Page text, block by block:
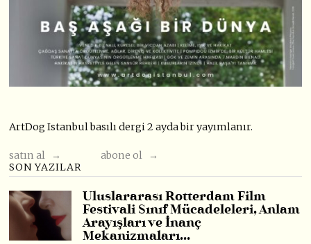
ArtDog Istanbul basılı dergi 2 ayda bir yayımlanır.
satın al →
abone ol →
SON YAZILAR
Uluslararası Rotterdam Film
Festivali Sınıf Mücadeleleri, Anlam
Arayışları ve İnanç
Mekanizmaları…